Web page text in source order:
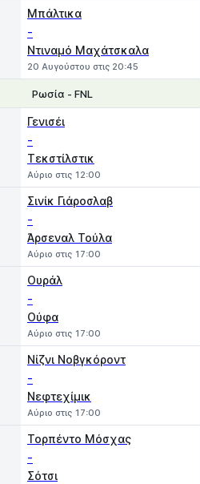
Μπάλτικα
-
Ντιναμό Μαχάτσκαλα
20 Αυγούστου στις 20:45
Ρωσία - FNL
Γενισέι
-
Τεκστίλστικ
Αύριο στις 12:00
Σινίκ Γιάροσλαβ
-
Άρσεναλ Τούλα
Αύριο στις 17:00
Ουράλ
-
Ούφα
Αύριο στις 17:00
Νίζνι Νοβγκόροντ
-
Νεφτεχίμικ
Αύριο στις 17:00
Τορπέντο Μόσχας
-
Σότσι